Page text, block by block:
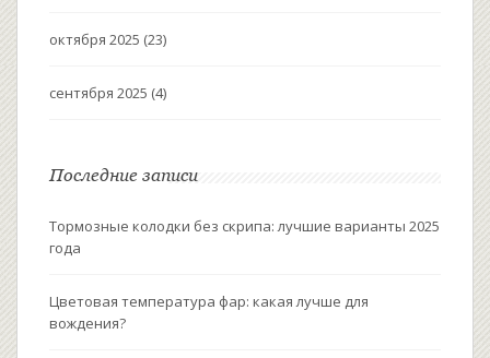
октября 2025 (23)
сентября 2025 (4)
Последние записи
Тормозные колодки без скрипа: лучшие варианты 2025
года
Цветовая температура фар: какая лучше для
вождения?